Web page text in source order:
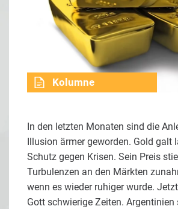
Kolumne
In den letzten Monaten sind die
Illusion ärmer geworden. Gold galt
Schutz gegen Krisen. Sein Preis
Turbulenzen an den Märkten
wenn es wieder ruhiger wurde.
Gott schwierige Zeiten.